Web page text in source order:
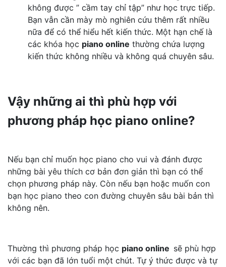
không được ” cầm tay chỉ tập” như học trực tiếp.
Bạn vẫn cần mày mò nghiên cứu thêm rất nhiều
nữa để có thể hiểu hết kiến thức. Một hạn chế là
các khóa học piano online thường chứa lượng
kiến thức không nhiều và không quá chuyên sâu.
Vậy những ai thì phù hợp với
phương pháp học piano online?
Nếu bạn chỉ muốn học piano cho vui và đánh được
những bài yêu thích cơ bản đơn giản thì bạn có thể
chọn phương pháp này. Còn nếu bạn hoặc muốn con
bạn học piano theo con đường chuyên sâu bài bản thì
không nên.
Thường thì phương pháp học piano online sẽ phù hợp
với các bạn đã lớn tuổi một chút. Tự ý thức được và tự